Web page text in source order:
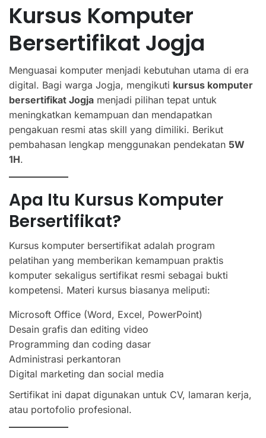
Kursus Komputer
Bersertifikat Jogja
Menguasai komputer menjadi kebutuhan utama di era
digital. Bagi warga Jogja, mengikuti kursus komputer
bersertifikat Jogja menjadi pilihan tepat untuk
meningkatkan kemampuan dan mendapatkan
pengakuan resmi atas skill yang dimiliki. Berikut
pembahasan lengkap menggunakan pendekatan 5W
1H.
Apa Itu Kursus Komputer
Bersertifikat?
Kursus komputer bersertifikat adalah program
pelatihan yang memberikan kemampuan praktis
komputer sekaligus sertifikat resmi sebagai bukti
kompetensi. Materi kursus biasanya meliputi:
Microsoft Office (Word, Excel, PowerPoint)
Desain grafis dan editing video
Programming dan coding dasar
Administrasi perkantoran
Digital marketing dan social media
Sertifikat ini dapat digunakan untuk CV, lamaran kerja,
atau portofolio profesional.